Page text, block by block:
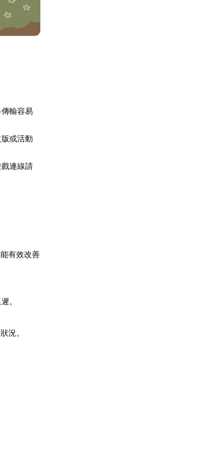
輸容易
或活動
連線請
有效改善
。
況。